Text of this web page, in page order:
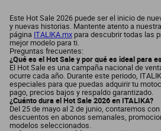
Este Hot Sale 2026 puede ser el inicio de
y nuevas historias. Mantente atento a
página ITALIKA.mx para descubrir todas las
mejor modelo para ti.
Preguntas frecuentes:
¿Qué es el Hot Sale y por qué es ideal para
El Hot Sale es una campaña nacional de
ocurre cada año. Durante este periodo,
especiales para que puedas adquirir tu
pago, precios bajos y respaldo garantizado.
¿Cuánto dura el Hot Sale 2026 en ITALIKA?
Del 25 de mayo al 2 de junio, contaremos
descuentos en abonos semanales,
modelos seleccionados.